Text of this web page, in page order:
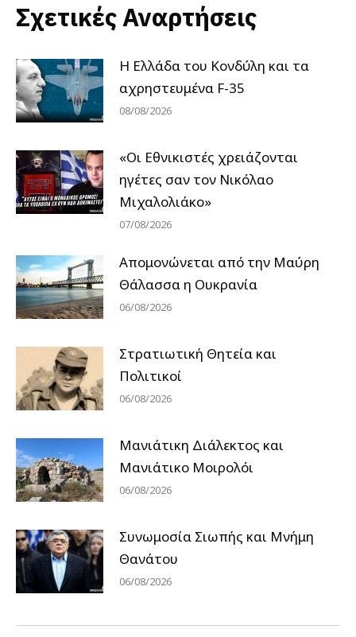
Σχετικές Αναρτήσεις
Η Ελλάδα του Κονδύλη και τα
αχρηστευμένα F-35
08/08/2026
«Οι Εθνικιστές χρειάζονται
ηγέτες σαν τον Νικόλαο
Μιχαλολιάκο»
07/08/2026
Απομονώνεται από την Μαύρη
Θάλασσα η Ουκρανία
06/08/2026
Στρατιωτική Θητεία και
Πολιτικοί
06/08/2026
Μανιάτικη Διάλεκτος και
Μανιάτικο Μοιρολόι
06/08/2026
Συνωμοσία Σιωπής και Μνήμη
Θανάτου
06/08/2026